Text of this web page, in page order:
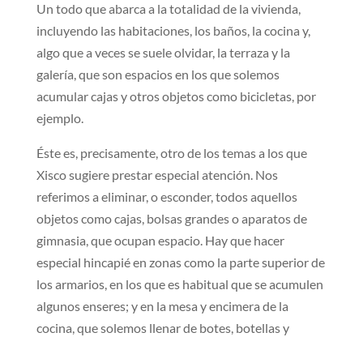
Un todo que abarca a la totalidad de la vivienda,
incluyendo las habitaciones, los baños, la cocina y,
algo que a veces se suele olvidar, la terraza y la
galería, que son espacios en los que solemos
acumular cajas y otros objetos como bicicletas, por
ejemplo.
Éste es, precisamente, otro de los temas a los que
Xisco sugiere prestar especial atención. Nos
referimos a eliminar, o esconder, todos aquellos
objetos como cajas, bolsas grandes o aparatos de
gimnasia, que ocupan espacio. Hay que hacer
especial hincapié en zonas como la parte superior de
los armarios, en los que es habitual que se acumulen
algunos enseres; y en la mesa y encimera de la
cocina, que solemos llenar de botes, botellas y